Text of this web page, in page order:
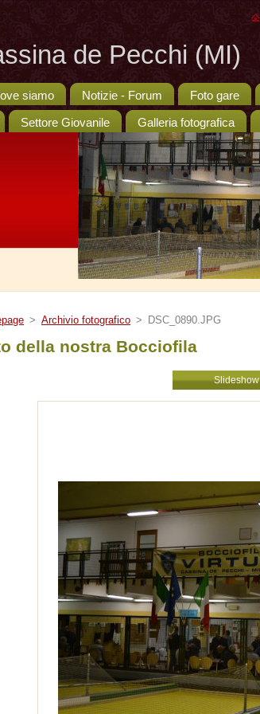
de Pecchi (MI)
siamo Notizie - Forum Foto gare
Settore Giovanile Galleria fotografica
> Archivio fotografico > DSC_0890.JPG
della nostra Bocciofila
Slideshow